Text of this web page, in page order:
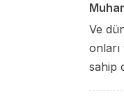
Ve
sahip